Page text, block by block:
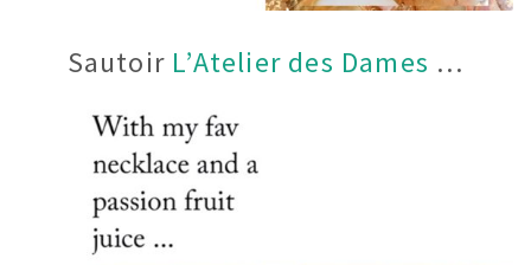
Sautoir L’Atelier des Dames …